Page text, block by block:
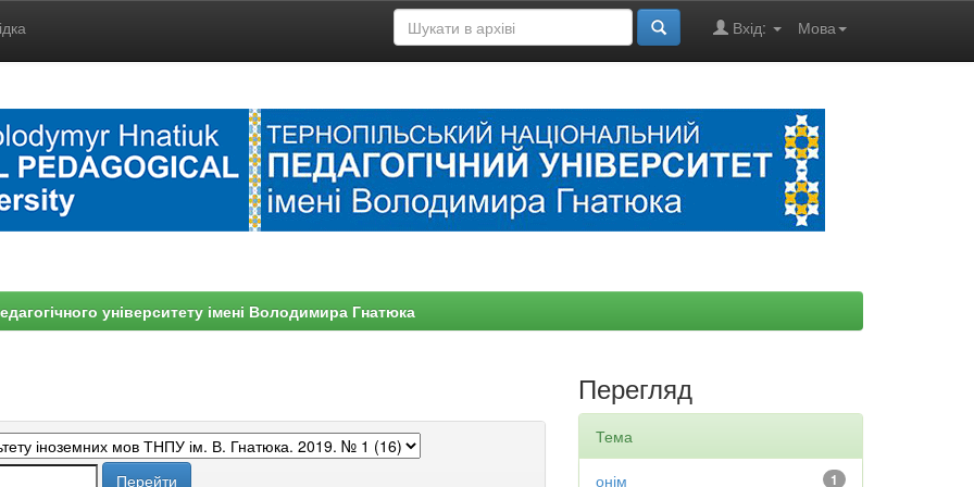
Мова
Вхід:
університету імені Володимира Гнатюка
Перегляд
Тема
1
онім